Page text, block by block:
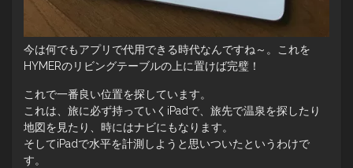
今は何でもアプリで代用できる時代なんですね～。これを
HYMERのリビングテーブルの上に置けば完璧！
これで一番良い位置を探しています。
これは、旅に必ず持っていくiPadで、旅先で温泉を探したり
地図を見たり、時にはナビにもなります。
そしてiPadで水平を計測しようと思いついたというわけで
す。